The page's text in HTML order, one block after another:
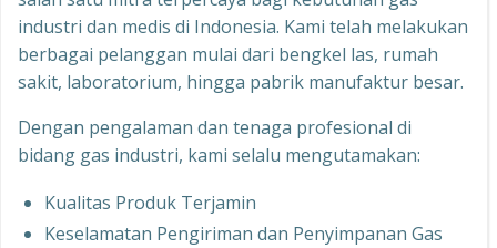
industri dan medis di Indonesia. Kami telah melakukan
berbagai pelanggan mulai dari bengkel las, rumah
sakit, laboratorium, hingga pabrik manufaktur besar.
Dengan pengalaman dan tenaga profesional di
bidang gas industri, kami selalu mengutamakan:
Kualitas Produk Terjamin
Keselamatan Pengiriman dan Penyimpanan Gas